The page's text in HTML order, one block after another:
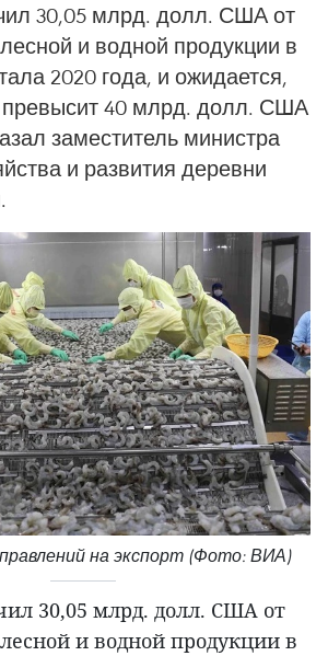
30,05 млрд. долл. США от
и водной продукции в
2020 года, и ожидается,
превысит 40 млрд. долл. США
заместитель министра
и развития деревни
на экспорт (Фото: ВИА)
30,05 млрд. долл. США от
и водной продукции в